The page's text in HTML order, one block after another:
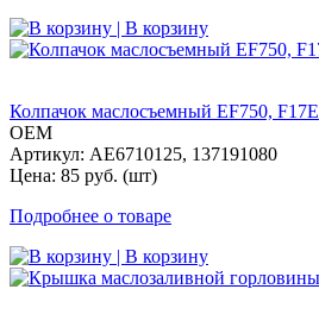
| В корзину
Колпачок маслосъемный EF750, F17E
OEM
Артикул: AE6710125, 137191080
Цена: 85 руб. (шт)
Подробнее о товаре
| В корзину